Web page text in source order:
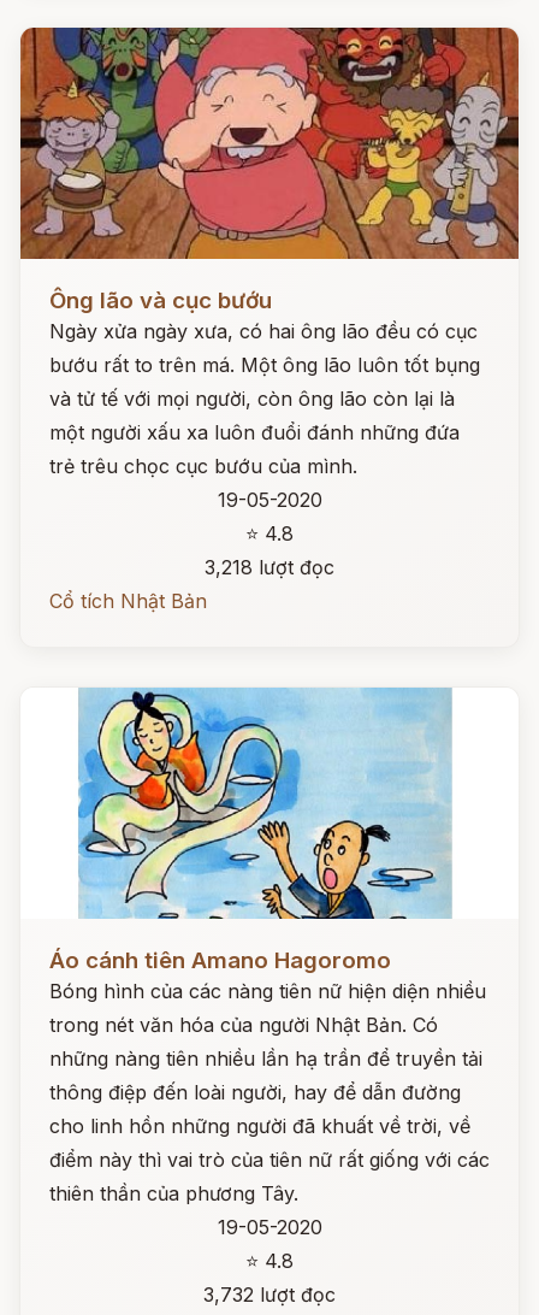
Đọc ngay
Ông lão và cục bướu
Ngày xửa ngày xưa, có hai ông lão đều có cục
bướu rất to trên má. Một ông lão luôn tốt bụng
và tử tế với mọi người, còn ông lão còn lại là
một người xấu xa luôn đuổi đánh những đứa
trẻ trêu chọc cục bướu của mình.
19-05-2020
⭐ 4.8
3,218 lượt đọc
Cổ tích Nhật Bản
Đọc ngay
Áo cánh tiên Amano Hagoromo
Bóng hình của các nàng tiên nữ hiện diện nhiều
trong nét văn hóa của người Nhật Bản. Có
những nàng tiên nhiều lần hạ trần để truyền tải
thông điệp đến loài người, hay để dẫn đường
cho linh hồn những người đã khuất về trời, về
điểm này thì vai trò của tiên nữ rất giống với các
thiên thần của phương Tây.
19-05-2020
⭐ 4.8
3,732 lượt đọc